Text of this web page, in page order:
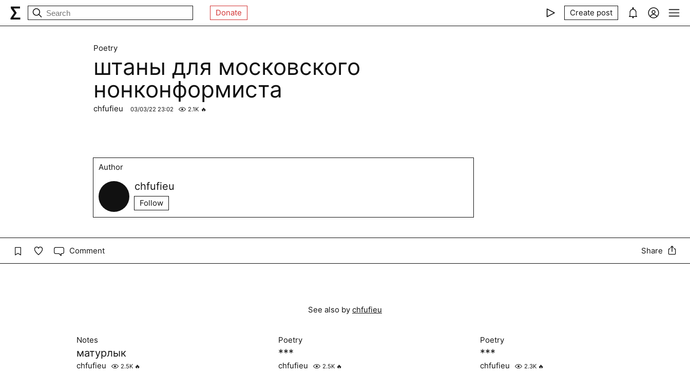
Donate Create post
Poetry
штаны для московского
нонконформиста
chfufieu 03/03/22 23:02 2.1K 🔥
Author
chfufieu
Follow
Comment Share
See also by chfufieu
Notes
матурлык
chfufieu 2.5K 🔥
Poetry
***
chfufieu 2.5K 🔥
Poetry
***
chfufieu 2.3K 🔥